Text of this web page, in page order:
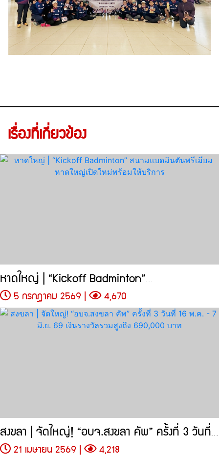
เรื่องที่เกี่ยวข้อง
หาดใหญ่ | “Kickoff Badminton”…
5 กรกฎาคม 2569 | 4,670
สงขลา | จัดใหญ่! “อบจ.สงขลา คัพ” ครั้งที่ 3 วันที่ 16 พ.ค. - 7 มิ.ย.
21 เมษายน 2569 | 4,218